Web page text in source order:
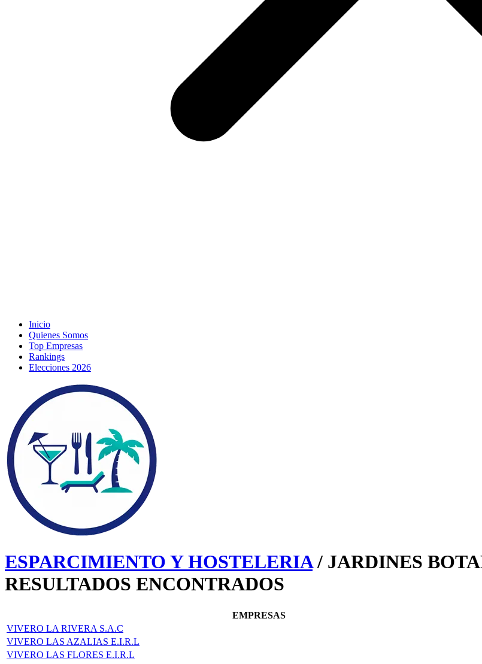
Inicio
Quienes Somos
Top Empresas
Rankings
Elecciones 2026
ESPARCIMIENTO Y HOSTELERIA/ JARDINES
RESULTADOS ENCONTRADOS
EMPRESAS
VIVERO LA RIVERA S.A.C
VIVERO LAS AZALIAS E.I.R.L
VIVERO LAS FLORES E.I.R.L